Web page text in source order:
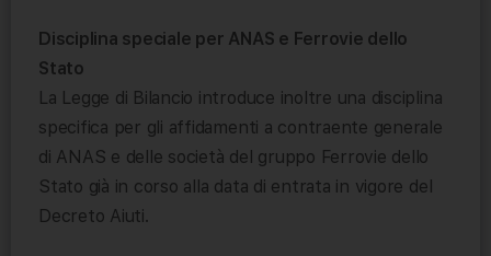
Disciplina speciale per ANAS e Ferrovie dello
Stato
La Legge di Bilancio introduce inoltre una disciplina
specifica per gli affidamenti a contraente generale
di ANAS e delle società del gruppo Ferrovie dello
Stato già in corso alla data di entrata in vigore del
Decreto Aiuti.